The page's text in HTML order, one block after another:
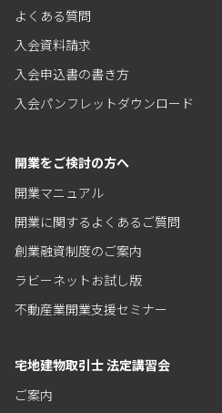
よくある質問
入会資料請求
入会申込書の書き方
入会パンフレットダウンロード
開業をご検討の方へ
開業マニュアル
開業に関するよくあるご質問
創業融資制度のご案内
ラビーネットお試し版
不動産業開業支援セミナー
宅地建物取引士 法定講習会
ご案内